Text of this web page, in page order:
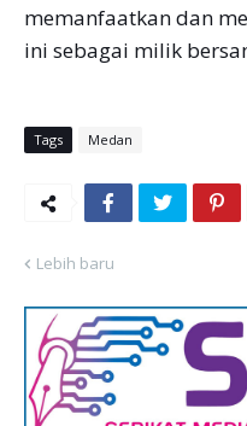
memanfaatkan dan
ini sebagai milik
Tags Medan
Lebih baru